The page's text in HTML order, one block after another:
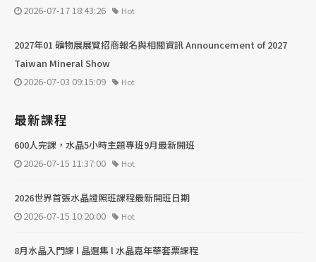
2026-07-17 18:43:26
Hot
2027年01 礦物展展覽招商報名與相關資訊 Announcement of 2027
Taiwan Mineral Show
2026-07-03 09:15:09
Hot
最新課程
600人完課，水晶5小時主題專班9月最新開班
2026-07-15 11:37:00
Hot
2026世界首張水晶證照班課程最新開班日期
2026-07-15 10:20:00
Hot
8月水晶入門課 l 晶選集 l 水晶嘉年華套票課程